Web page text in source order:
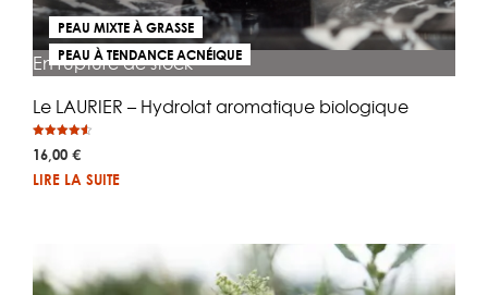
En rupture de stock
PEAU MIXTE À GRASSE
PEAU À TENDANCE ACNÉIQUE
Le LAURIER – Hydrolat aromatique biologique
4.50
16,00 €
LIRE LA SUITE